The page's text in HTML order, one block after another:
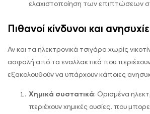
ελαχιστοποίηση των επιπτώσεων
Πιθανοί κίνδυνοι και
Αν και τα ηλεκτρονικά τσιγάρα χωρίς
ασφαλή από τα εναλλακτικά που περιέχουν
εξακολουθούν να υπάρχουν κάποιες
Χημικά συστατικά: Ορισμένα
περιέχουν χημικές ουσίες, που